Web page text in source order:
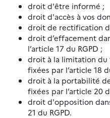
droit d'être informé ;
droit d'accès à vos
droit de rectification
droit d’effacement
l’article 17 du RGPD ;
droit à la limitation
fixées par l’article 18
droit à la portabilité
fixées par l’article 20
droit d'opposition
21 du RGPD.